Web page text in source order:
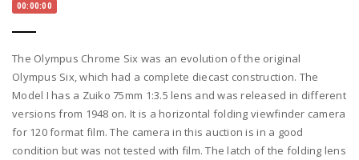
00:00:00
The Olympus Chrome Six was an evolution of the original
Olympus Six, which had a complete diecast construction. The
Model I has a Zuiko 75mm 1:3.5 lens and was released in different
versions from 1948 on. It is a horizontal folding viewfinder camera
for 120 format film. The camera in this auction is in a good
condition but was not tested with film. The latch of the folding lens